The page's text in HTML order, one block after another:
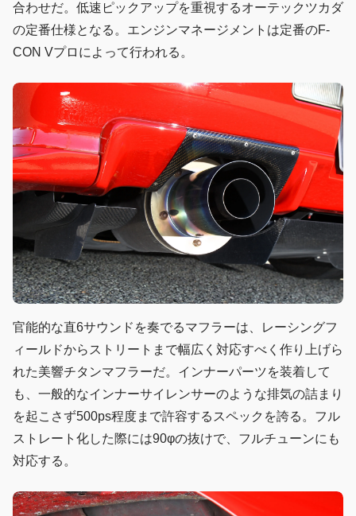
合わせだ。低速ピックアップを重視するオーテックツカダ
の定番仕様となる。エンジンマネージメントは定番のF-
CON Vプロによって行われる。
官能的な直6サウンドを奏でるマフラーは、レーシングフ
ィールドからストリートまで幅広く対応すべく作り上げら
れた美響チタンマフラーだ。インナーパーツを装着して
も、一般的なインナーサイレンサーのような排気の詰まり
を起こさず500ps程度まで許容するスペックを誇る。フル
ストレート化した際には90φの抜けで、フルチューンにも
対応する。